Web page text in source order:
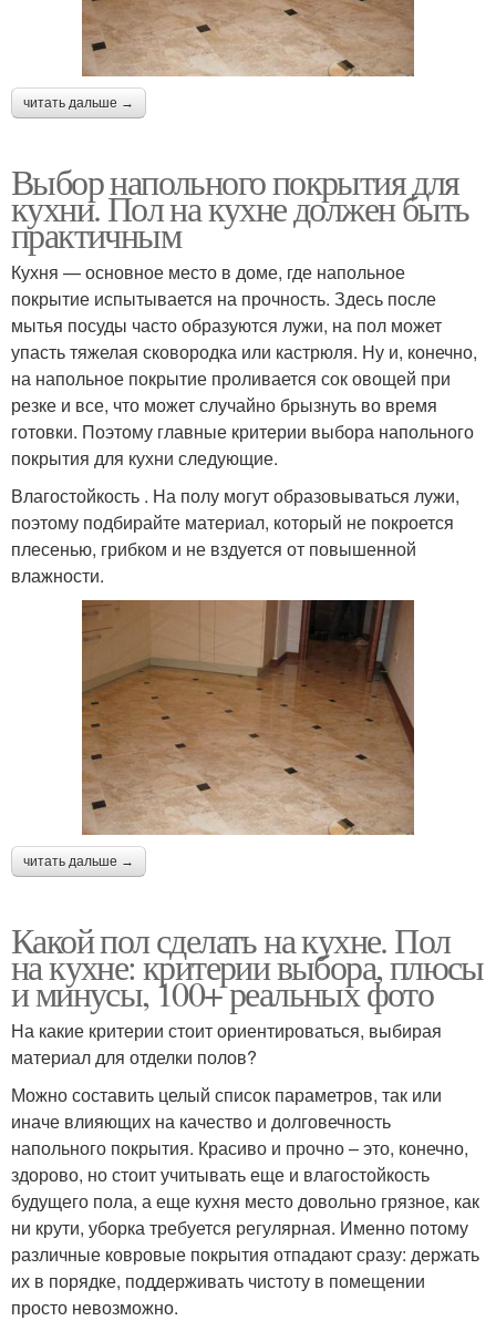
читать дальше →
Выбор напольного покрытия для
кухни. Пол на кухне должен быть
практичным
Кухня — основное место в доме, где напольное
покрытие испытывается на прочность. Здесь после
мытья посуды часто образуются лужи, на пол может
упасть тяжелая сковородка или кастрюля. Ну и, конечно,
на напольное покрытие проливается сок овощей при
резке и все, что может случайно брызнуть во время
готовки. Поэтому главные критерии выбора напольного
покрытия для кухни следующие.
Влагостойкость . На полу могут образовываться лужи,
поэтому подбирайте материал, который не покроется
плесенью, грибком и не вздуется от повышенной
влажности.
читать дальше →
Какой пол сделать на кухне. Пол
на кухне: критерии выбора, плюсы
и минусы, 100+ реальных фото
На какие критерии стоит ориентироваться, выбирая
материал для отделки полов?
Можно составить целый список параметров, так или
иначе влияющих на качество и долговечность
напольного покрытия. Красиво и прочно – это, конечно,
здорово, но стоит учитывать еще и влагостойкость
будущего пола, а еще кухня место довольно грязное, как
ни крути, уборка требуется регулярная. Именно потому
различные ковровые покрытия отпадают сразу: держать
их в порядке, поддерживать чистоту в помещении
просто невозможно.